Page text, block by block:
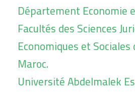
Département Economie
Facultés des Sciences
Economiques et
Maroc.
Université Abdelmalek